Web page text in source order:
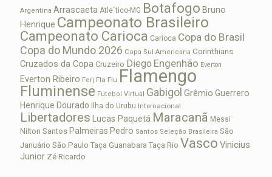
Argentina Arrascaeta Atle´tico-MG Botafogo Bruno
Henrique Campeonato Brasileiro
Campeonato Carioca Carioca Copa do Brasil
Copa do Mundo 2026 Copa Sul-Americana Corinthians
Cruzados da Copa Cruzeiro Diego Engenhão Everton
Everton Ribeiro Ferj Fla-Flu Flamengo
Fluminense Futebol Virtual Gabigol Grêmio Guerrero
Henrique Dourado Ilha do Urubu Internacional
Libertadores Lucas Paquetá Maracanã Messi
Nilton Santos Palmeiras Pedro Santos Seleção Brasileira São
Januário São Paulo Taça Guanabara Taça Rio Vasco Vinicius
Junior Zé Ricardo